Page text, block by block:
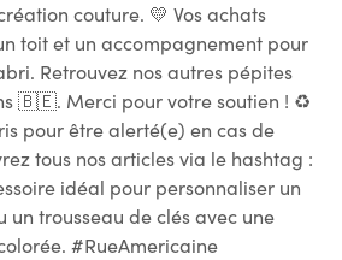
couture. 💛 Vos achats
toit et un accompagnement pour
Retrouvez nos autres pépites
🇧🇪. Merci pour votre soutien ! ♻
pour être alerté(e) en cas de
tous nos articles via le hashtag :
idéal pour personnaliser un
un trousseau de clés avec une
#RueAmericaine